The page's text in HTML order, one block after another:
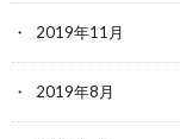
2019年11月
2019年8月